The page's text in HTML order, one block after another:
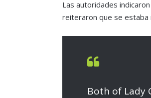
Las autoridades
reiteraron que se estaba
Both of Lady